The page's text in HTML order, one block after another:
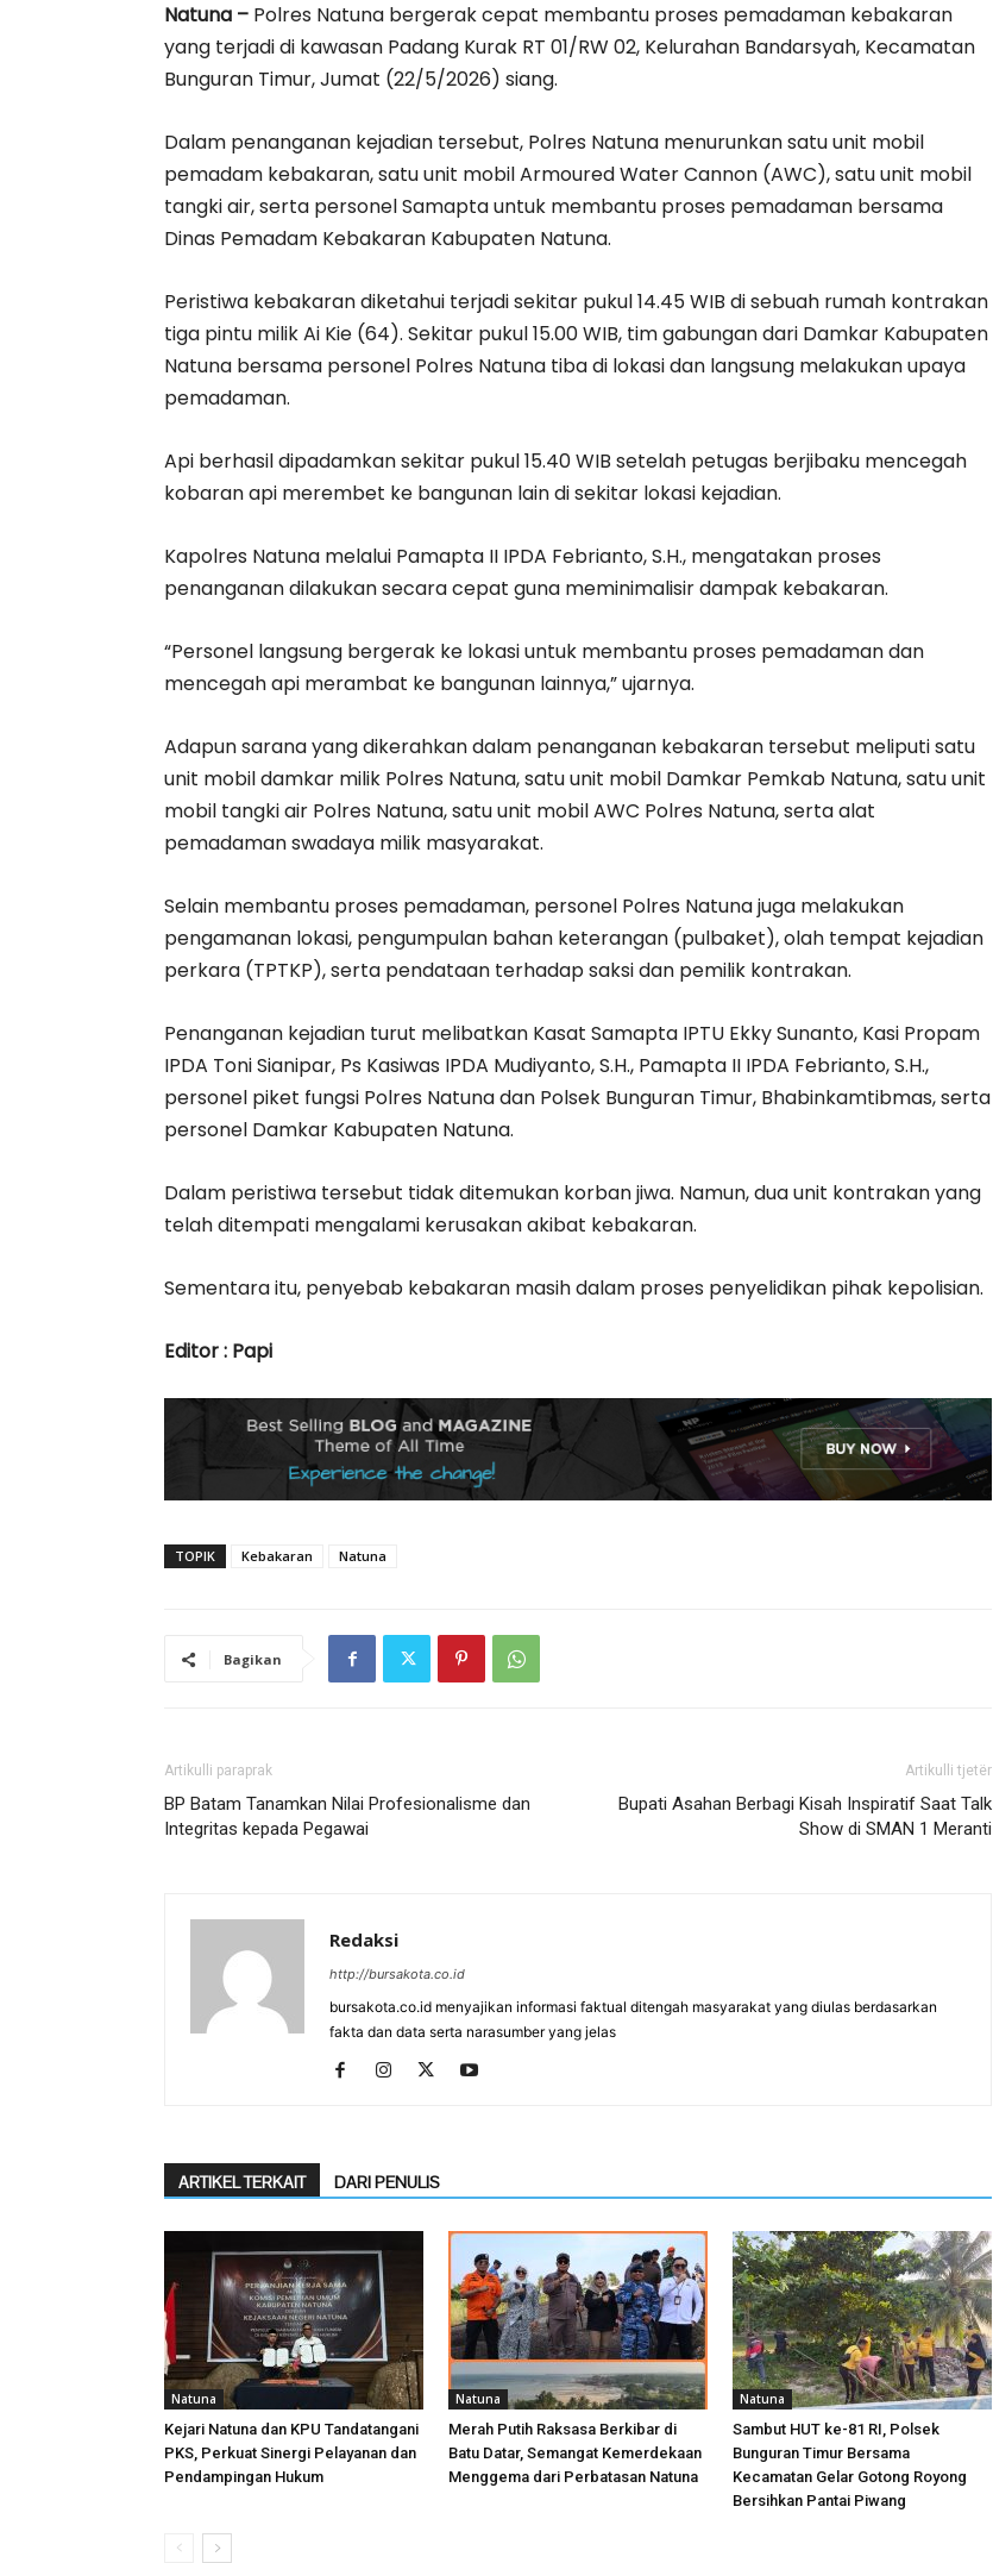
Natuna – Polres Natuna bergerak cepat membantu proses pemadaman kebakaran
yang terjadi di kawasan Padang Kurak RT 01/RW 02, Kelurahan Bandarsyah, Kecamatan
Bunguran Timur, Jumat (22/5/2026) siang.
Dalam penanganan kejadian tersebut, Polres Natuna menurunkan satu unit mobil
pemadam kebakaran, satu unit mobil Armoured Water Cannon (AWC), satu unit mobil
tangki air, serta personel Samapta untuk membantu proses pemadaman bersama
Dinas Pemadam Kebakaran Kabupaten Natuna.
Peristiwa kebakaran diketahui terjadi sekitar pukul 14.45 WIB di sebuah rumah kontrakan
tiga pintu milik Ai Kie (64). Sekitar pukul 15.00 WIB, tim gabungan dari Damkar Kabupaten
Natuna bersama personel Polres Natuna tiba di lokasi dan langsung melakukan upaya
pemadaman.
Api berhasil dipadamkan sekitar pukul 15.40 WIB setelah petugas berjibaku mencegah
kobaran api merembet ke bangunan lain di sekitar lokasi kejadian.
Kapolres Natuna melalui Pamapta II IPDA Febrianto, S.H., mengatakan proses
penanganan dilakukan secara cepat guna meminimalisir dampak kebakaran.
“Personel langsung bergerak ke lokasi untuk membantu proses pemadaman dan
mencegah api merambat ke bangunan lainnya,” ujarnya.
Adapun sarana yang dikerahkan dalam penanganan kebakaran tersebut meliputi satu
unit mobil damkar milik Polres Natuna, satu unit mobil Damkar Pemkab Natuna, satu unit
mobil tangki air Polres Natuna, satu unit mobil AWC Polres Natuna, serta alat
pemadaman swadaya milik masyarakat.
Selain membantu proses pemadaman, personel Polres Natuna juga melakukan
pengamanan lokasi, pengumpulan bahan keterangan (pulbaket), olah tempat kejadian
perkara (TPTKP), serta pendataan terhadap saksi dan pemilik kontrakan.
Penanganan kejadian turut melibatkan Kasat Samapta IPTU Ekky Sunanto, Kasi Propam
IPDA Toni Sianipar, Ps Kasiwas IPDA Mudiyanto, S.H., Pamapta II IPDA Febrianto, S.H.,
personel piket fungsi Polres Natuna dan Polsek Bunguran Timur, Bhabinkamtibmas, serta
personel Damkar Kabupaten Natuna.
Dalam peristiwa tersebut tidak ditemukan korban jiwa. Namun, dua unit kontrakan yang
telah ditempati mengalami kerusakan akibat kebakaran.
Sementara itu, penyebab kebakaran masih dalam proses penyelidikan pihak kepolisian.
Editor : Papi
TOPIK Kebakaran Natuna
Bagikan
Artikulli paraprak
BP Batam Tanamkan Nilai Profesionalisme dan
Integritas kepada Pegawai
Artikulli tjetër
Bupati Asahan Berbagi Kisah Inspiratif Saat Talk
Show di SMAN 1 Meranti
Redaksi
http://bursakota.co.id
bursakota.co.id menyajikan informasi faktual ditengah masyarakat yang diulas berdasarkan
fakta dan data serta narasumber yang jelas
ARTIKEL TERKAIT DARI PENULIS
Natuna
Kejari Natuna dan KPU Tandatangani
PKS, Perkuat Sinergi Pelayanan dan
Pendampingan Hukum
Natuna
Merah Putih Raksasa Berkibar di
Batu Datar, Semangat Kemerdekaan
Menggema dari Perbatasan Natuna
Natuna
Sambut HUT ke-81 RI, Polsek
Bunguran Timur Bersama
Kecamatan Gelar Gotong Royong
Bersihkan Pantai Piwang